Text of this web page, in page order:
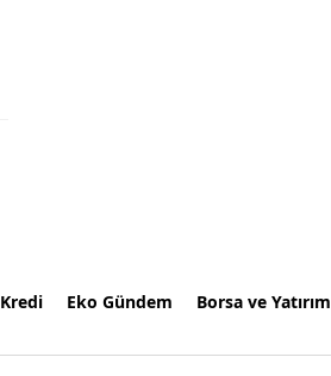
Kredi Eko Gündem Borsa ve Yatırım